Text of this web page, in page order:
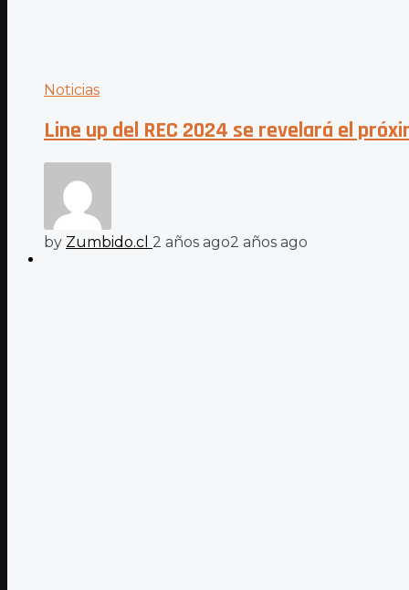
Noticias
Line up del REC 2024 se revelará el
by Zumbido.cl 2 años ago2 años ago